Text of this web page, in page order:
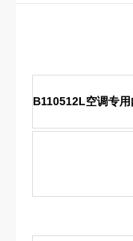
B110512L空调专